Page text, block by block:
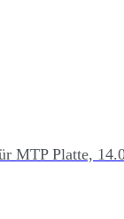
MTP Platte,